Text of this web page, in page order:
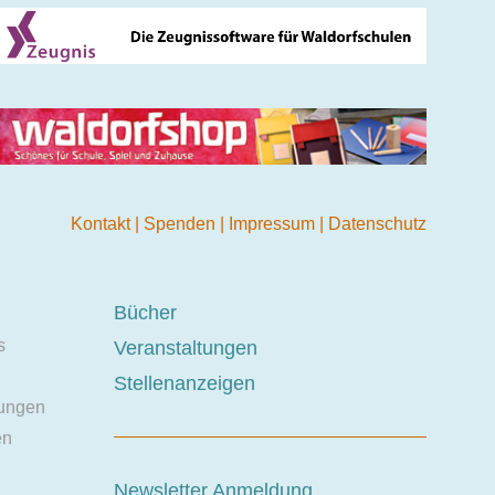
Kontakt Spenden Impressum Datenschutz
Bücher
Veranstaltungen
Stellenanzeigen
Newsletter Anmeldung